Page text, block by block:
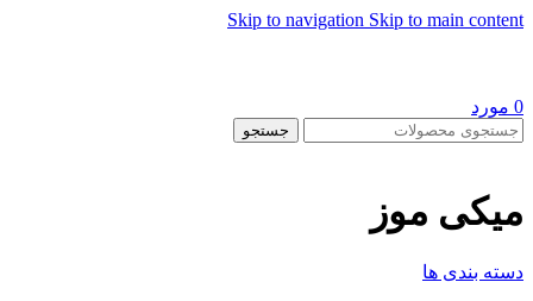
Skip to navigation Skip to main content
0 مورد
جستجو
میکی موز
دسته بندی ها